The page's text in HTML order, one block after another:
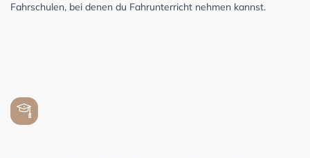
Fahrschulen, bei denen du Fahrunterricht nehmen kannst.